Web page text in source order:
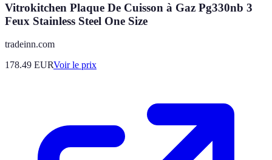
Vitrokitchen Plaque De Cuisson à Gaz Pg330nb 3
Feux Stainless Steel One Size
tradeinn.com
178.49 EURVoir le prix